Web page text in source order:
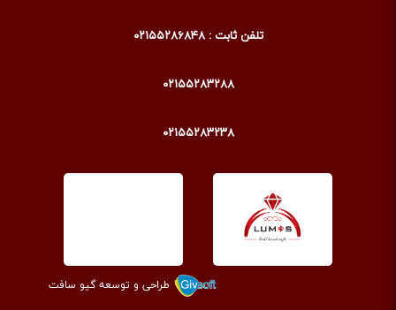
تلفن ثابت : ۰۲۱۵۵۲۸۶۸۴۸
۰۲۱۵۵۲۸۳۲۸۸
۰۲۱۵۵۲۸۳۲۳۸
طراحی و توسعه گیو سافت